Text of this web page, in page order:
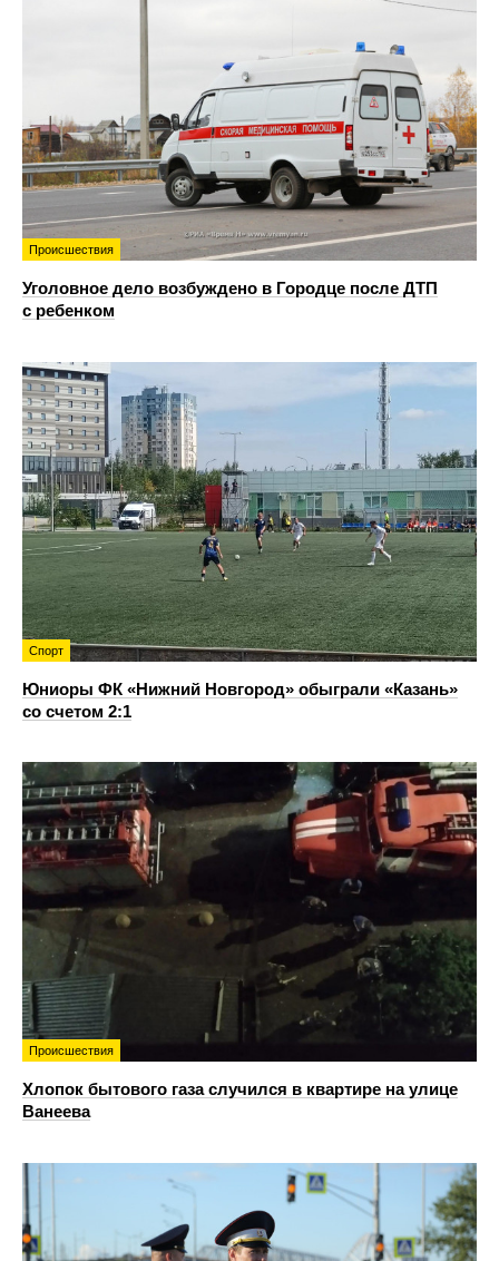
Происшествия
Уголовное дело возбуждено в Городце после ДТП
с ребенком
Спорт
Юниоры ФК «Нижний Новгород» обыграли «Казань»
со счетом 2:1
Происшествия
Хлопок бытового газа случился в квартире на улице
Ванеева